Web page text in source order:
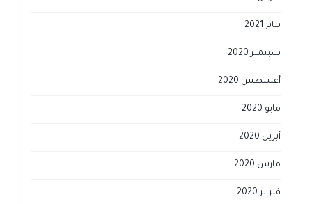
يناير 2021
سبتمبر 2020
أغسطس 2020
مايو 2020
أبريل 2020
مارس 2020
فبراير 2020